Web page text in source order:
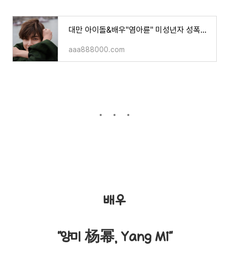
대만 아이돌&배우"염아륜" 미성년자 성폭행혐의로 출국 금지
aaa888000.com
배우
"양미 杨幂, Yang Mi"